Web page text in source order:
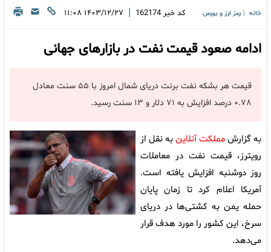
خانه رمز ارز و بورس کد خبر 162174
| ۱۴۰۳/۱۲/۲۷ ۱۱:۰۸
ادامه صعود قیمت نفت در بازارهای جهانی
قیمت هر بشکه نفت برنت دریای شمال امروز با ۵۵ سنت معادل
۰.۷۸ درصد افزایش به ۷۱ دلار و ۱۳ سنت رسید.
به گزارشمملکت آنلاینبه نقل از
رویترز، قیمت نفت در معاملات
روز دوشنبه افزایش یافته است.
آمریکا اعلام کرد تا زمان پایان
حمله یمن به کشتی‌ها در دریای
سرخ، این کشور را مورد هدف قرار
می‌دهد.